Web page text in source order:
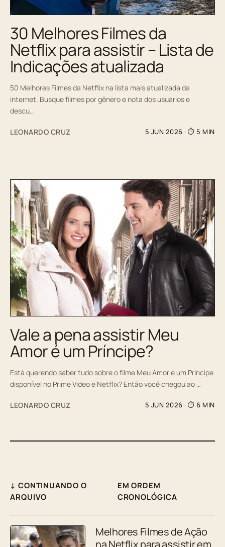
30 Melhores Filmes da
Netflix para assistir – Lista de
Indicações atualizada
50 Melhores Filmes da Netflix na lista mais atualizada da
internet. Busque filmes por gênero e nota dos usuários e
descu…
LEONARDO CRUZ 5 JUN 2026 · ⏱ 5 MIN
Vale a pena assistir Meu
Amor é um Príncipe?
Está querendo saber tudo sobre o filme Meu Amor é um Príncipe
disponível no Prime Video e Netflix? Então você chegou ao …
LEONARDO CRUZ 5 JUN 2026 · ⏱ 6 MIN
↓ CONTINUANDO O
ARQUIVO
EM ORDEM
CRONOLÓGICA
Melhores Filmes de Ação
na Netflix para assistir em